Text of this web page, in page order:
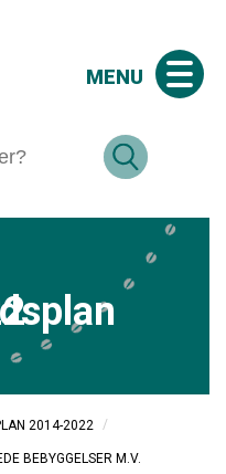
MENU
2014-2022
/
BEBYGGELSER M.V.